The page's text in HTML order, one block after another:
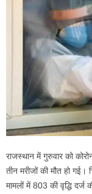
राजस्थान में गुरुवार को
तीन मरीजों की मौत हो
मामलों में 803 की वृद्धि